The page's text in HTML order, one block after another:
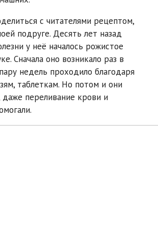
с читателями рецептом,
подруге. Десять лет назад
у неё началось рожистое
Сначала оно возникало раз в
недель проходило благодаря
таблеткам. Но потом и они
даже переливание крови и